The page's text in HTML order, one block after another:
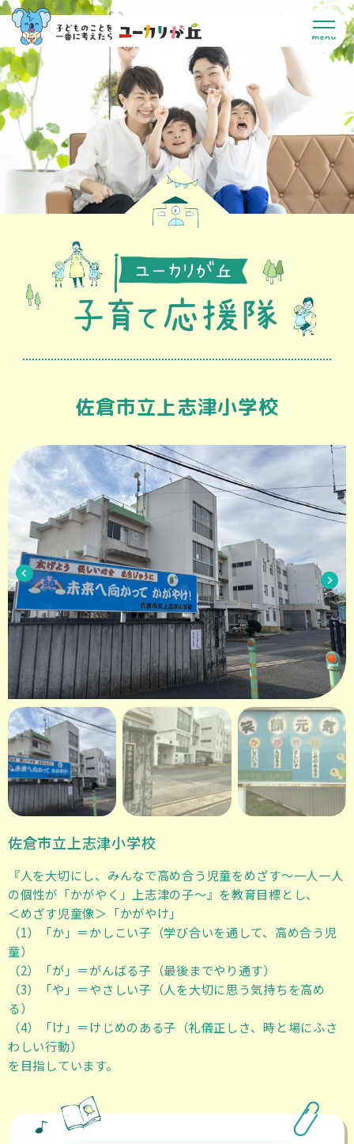
佐倉市立上志津小学校
佐倉市立上志津小学校
『人を大切にし、みんなで高め合う児童をめざす～一人一人
の個性が「かがやく」上志津の子～』を教育目標とし、
＜めざす児童像＞「かがやけ」
（1）「か」＝かしこい子（学び合いを通して、高め合う児
童）
（2）「が」＝がんばる子（最後までやり通す）
（3）「や」＝やさしい子（人を大切に思う気持ちを高め
る）
（4）「け」＝けじめのある子（礼儀正しさ、時と場にふさ
わしい行動）
を目指しています。